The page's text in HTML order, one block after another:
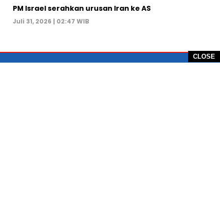
CLOSE
PM Israel serahkan urusan Iran ke AS
Juli 31, 2026 | 02:47 WIB